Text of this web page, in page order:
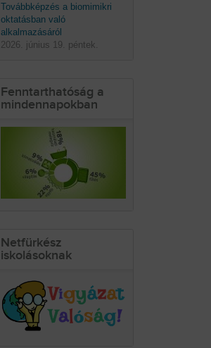
Továbbképzés a biomimikri
oktatásban való
alkalmazásáról
2026. június 19. péntek.
Fenntarthatóság a
mindennapokban
Netfürkész
iskolásoknak